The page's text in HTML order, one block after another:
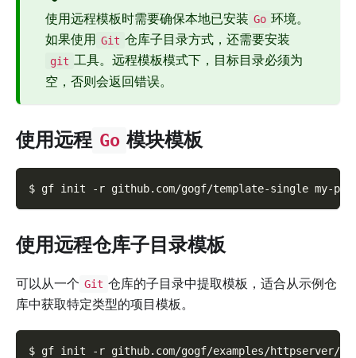
使用远程模板时需要确保本地已安装 Go 环境。
如果使用 Git 仓库子目录方式，还需要安装
git 工具。远程模板模式下，目标目录必须为
空，否则会返回错误。
使用远程 Go 模块模板
$ gf init -r github.com/gogf/template-single my-
使用远程仓库子目录模板
可以从一个 Git 仓库的子目录中提取模板，适合从示例仓
库中获取特定类型的项目模板。
$ gf init -r github.com/gogf/examples/httpserver/